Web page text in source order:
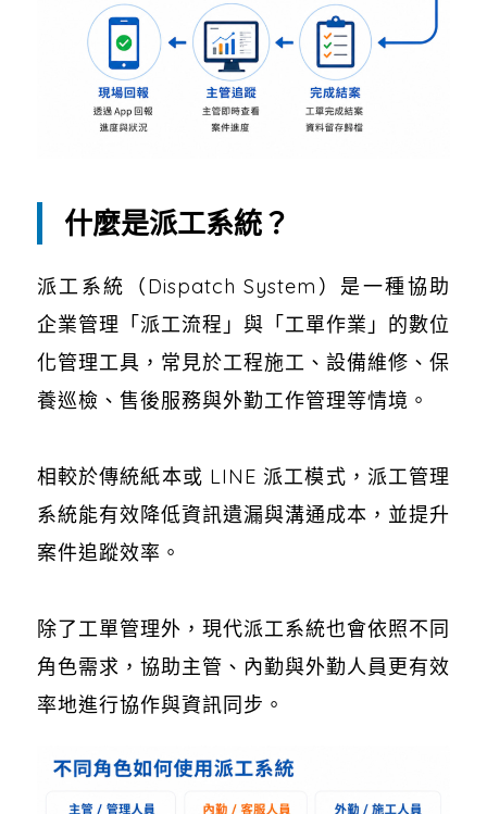
什麼是派工系統？
派工系統（Dispatch System）是一種協助
企業管理「派工流程」與「工單作業」的數位
化管理工具，常見於工程施工、設備維修、保
養巡檢、售後服務與外勤工作管理等情境。
相較於傳統紙本或 LINE 派工模式，派工管理
系統能有效降低資訊遺漏與溝通成本，並提升
案件追蹤效率。
除了工單管理外，現代派工系統也會依照不同
角色需求，協助主管、內勤與外勤人員更有效
率地進行協作與資訊同步。